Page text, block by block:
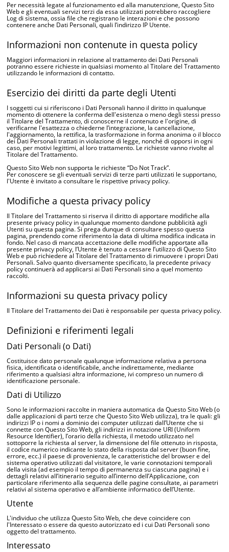
Per necessità legate al funzionamento ed alla manutenzione, Questo Sito
Web e gli eventuali servizi terzi da essa utilizzati potrebbero raccogliere
Log di sistema, ossia file che registrano le interazioni e che possono
contenere anche Dati Personali, quali l’indirizzo IP Utente.
Informazioni non contenute in questa policy
Maggiori informazioni in relazione al trattamento dei Dati Personali
potranno essere richieste in qualsiasi momento al Titolare del Trattamento
utilizzando le informazioni di contatto.
Esercizio dei diritti da parte degli Utenti
I soggetti cui si riferiscono i Dati Personali hanno il diritto in qualunque
momento di ottenere la conferma dell'esistenza o meno degli stessi presso
il Titolare del Trattamento, di conoscerne il contenuto e l'origine, di
verificarne l'esattezza o chiederne l’integrazione, la cancellazione,
l'aggiornamento, la rettifica, la trasformazione in forma anonima o il blocco
dei Dati Personali trattati in violazione di legge, nonché di opporsi in ogni
caso, per motivi legittimi, al loro trattamento. Le richieste vanno rivolte al
Titolare del Trattamento.
Questo Sito Web non supporta le richieste “Do Not Track”.
Per conoscere se gli eventuali servizi di terze parti utilizzati le supportano,
l'Utente è invitato a consultare le rispettive privacy policy.
Modifiche a questa privacy policy
Il Titolare del Trattamento si riserva il diritto di apportare modifiche alla
presente privacy policy in qualunque momento dandone pubblicità agli
Utenti su questa pagina. Si prega dunque di consultare spesso questa
pagina, prendendo come riferimento la data di ultima modifica indicata in
fondo. Nel caso di mancata accettazione delle modifiche apportate alla
presente privacy policy, l’Utente è tenuto a cessare l’utilizzo di Questo Sito
Web e può richiedere al Titolare del Trattamento di rimuovere i propri Dati
Personali. Salvo quanto diversamente specificato, la precedente privacy
policy continuerà ad applicarsi ai Dati Personali sino a quel momento
raccolti.
Informazioni su questa privacy policy
Il Titolare del Trattamento dei Dati è responsabile per questa privacy policy.
Definizioni e riferimenti legali
Dati Personali (o Dati)
Costituisce dato personale qualunque informazione relativa a persona
fisica, identificata o identificabile, anche indirettamente, mediante
riferimento a qualsiasi altra informazione, ivi compreso un numero di
identificazione personale.
Dati di Utilizzo
Sono le informazioni raccolte in maniera automatica da Questo Sito Web (o
dalle applicazioni di parti terze che Questo Sito Web utilizza), tra le quali: gli
indirizzi IP o i nomi a dominio dei computer utilizzati dall’Utente che si
connette con Questo Sito Web, gli indirizzi in notazione URI (Uniform
Resource Identifier), l’orario della richiesta, il metodo utilizzato nel
sottoporre la richiesta al server, la dimensione del file ottenuto in risposta,
il codice numerico indicante lo stato della risposta dal server (buon fine,
errore, ecc.) il paese di provenienza, le caratteristiche del browser e del
sistema operativo utilizzati dal visitatore, le varie connotazioni temporali
della visita (ad esempio il tempo di permanenza su ciascuna pagina) e i
dettagli relativi all’itinerario seguito all’interno dell’Applicazione, con
particolare riferimento alla sequenza delle pagine consultate, ai parametri
relativi al sistema operativo e all’ambiente informatico dell’Utente.
Utente
L'individuo che utilizza Questo Sito Web, che deve coincidere con
l'Interessato o essere da questo autorizzato ed i cui Dati Personali sono
oggetto del trattamento.
Interessato